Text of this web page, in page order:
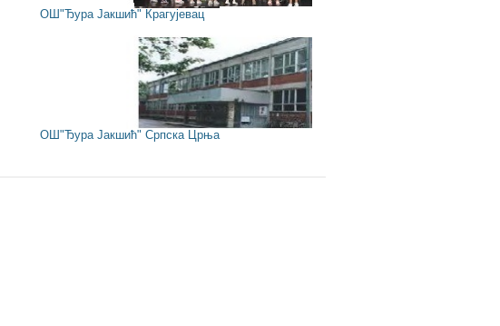
ОШ"Ђура Јакшић" Крагујевац
ОШ"Ђура Јакшић" Српска Црња